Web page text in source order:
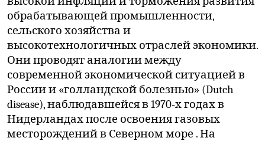
обрабатывающей промышленности,
сельского хозяйства и
высокотехнологичных отраслей экономики.
Они проводят аналогии между
современной экономической ситуацией в
России и «голландской болезнью» (Dutch
disease), наблюдавшейся в 1970-х годах в
Нидерландах после освоения газовых
месторождений в Северном море . На